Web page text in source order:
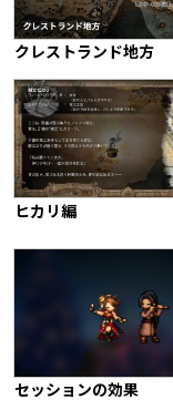
クレストランド地方
ヒカリ編
セッションの効果